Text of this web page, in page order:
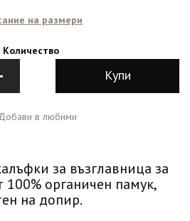
на размери
Количество
Купи
в любими
за възглавница за
100% органичен памук,
на допир.